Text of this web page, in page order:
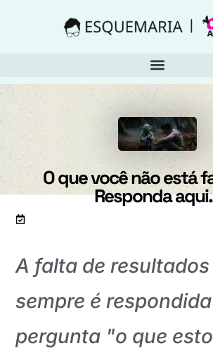
O que você não está
Responda
A falta de resultados
sempre é
pergunta "o que